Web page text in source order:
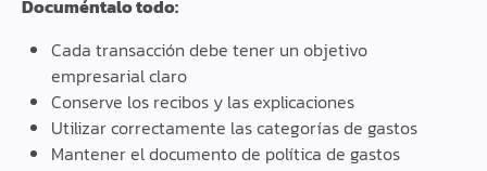
Documéntalo todo:
Cada transacción debe tener un objetivo
empresarial claro
Conserve los recibos y las explicaciones
Utilizar correctamente las categorías de gastos
Mantener el documento de política de gastos